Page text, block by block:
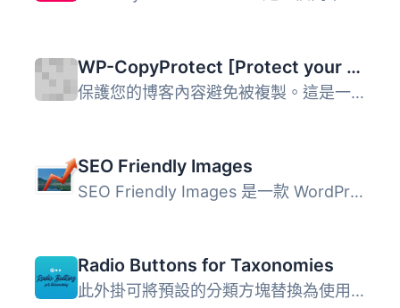
WP-CopyProtect [Protect your blog posts]
保護您的博客內容避免被複製。這是一個簡單的外掛，專門用來...
SEO Friendly Images
SEO Friendly Images 是一款 WordPress SEO 外掛，自動更新所...
Radio Buttons for Taxonomies
此外掛可將預設的分類方塊替換為使用單選按鈕的自訂 metabox&...